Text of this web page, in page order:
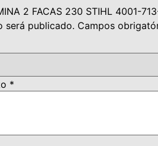
2 FACAS 230 STIHL 4001-
será publicado. Campos
*